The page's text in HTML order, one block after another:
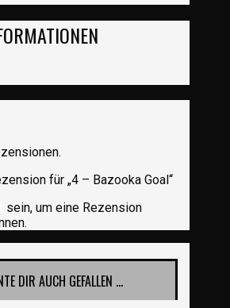
für „4 – Bazooka Goal“
sein, um eine Rezension
DIR AUCH GEFALLEN …